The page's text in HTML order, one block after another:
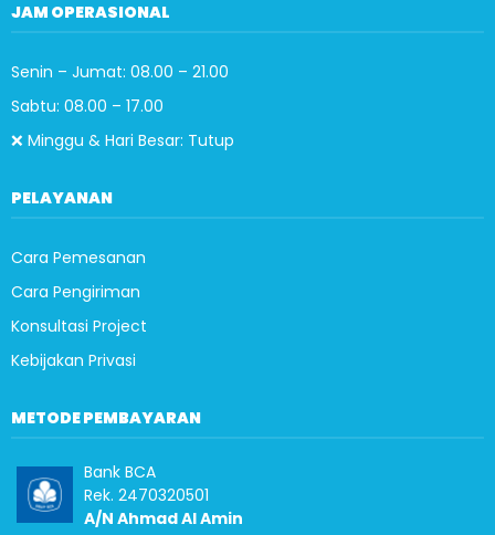
JAM OPERASIONAL
Senin – Jumat: 08.00 – 21.00
Sabtu: 08.00 – 17.00
❌ Minggu & Hari Besar: Tutup
PELAYANAN
Cara Pemesanan
Cara Pengiriman
Konsultasi Project
Kebijakan Privasi
METODE PEMBAYARAN
Bank BCA
Rek. 2470320501
A/N Ahmad Al Amin